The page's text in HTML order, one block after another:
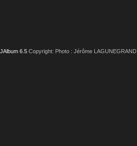
JAlbum 6.5 Copyright: Photo : Jérôme LAGUNEGRAND